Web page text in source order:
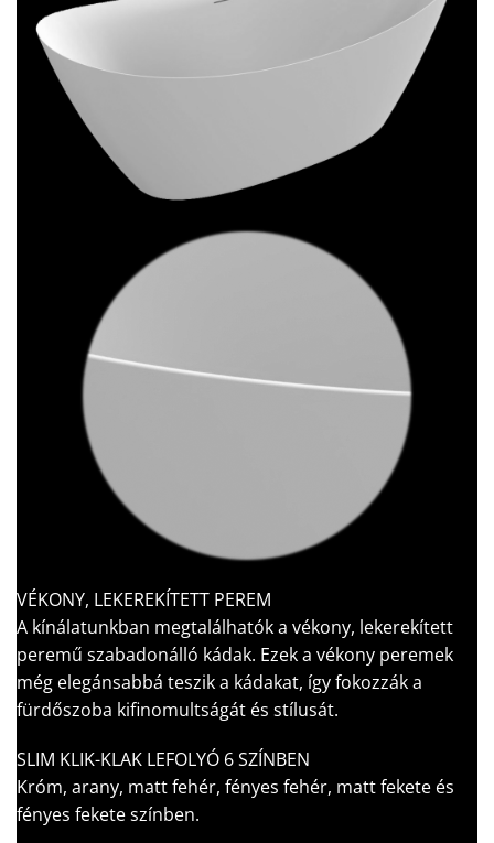
VÉKONY, LEKEREKÍTETT PEREM
A kínálatunkban megtalálhatók a vékony, lekerekített
peremű szabadonálló kádak. Ezek a vékony peremek
még elegánsabbá teszik a kádakat, így fokozzák a
fürdőszoba kifinomultságát és stílusát.
SLIM KLIK-KLAK LEFOLYÓ 6 SZÍNBEN
Króm, arany, matt fehér, fényes fehér, matt fekete és
fényes fekete színben.